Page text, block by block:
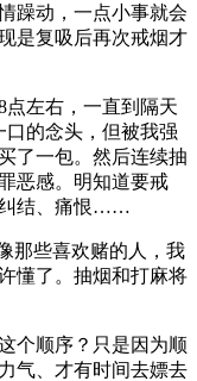
躁动，一点小事就会
是复吸后再次戒烟才
点左右，一直到隔天
的念头，但被我强
了一包。然后连续抽
恶感。明知道要戒
纠结、痛恨……
那些喜欢赌的人，我
懂了。抽烟和打麻将
个顺序？只是因为顺
气、才有时间去嫖去